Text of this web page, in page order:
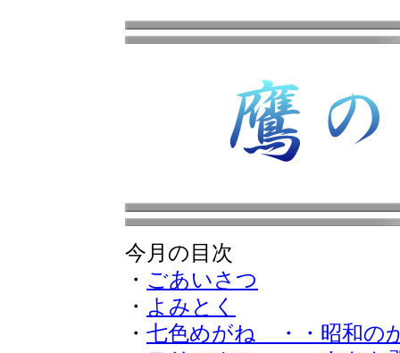
今月の目次
・ ごあいさつ
・ よみとく
・ 七色めがね ・・昭和の